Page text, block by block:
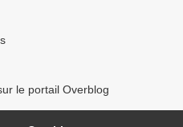
le portail Overblog